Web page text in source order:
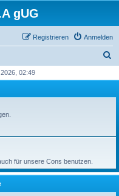
gUG
Anmelden
Registrieren
h
02:49
für unsere Cons benutzen.